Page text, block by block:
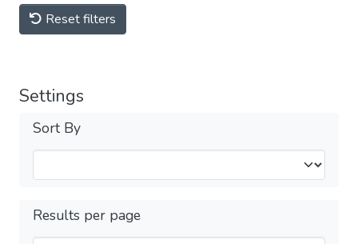
Reset filters
Settings
Sort By
Results per page